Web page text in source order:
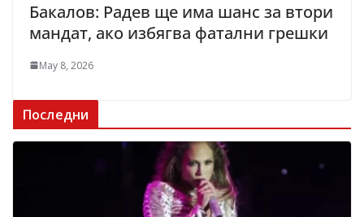
Бакалов: Радев ще има шанс за втори
мандат, ако избягва фатални грешки
May 8, 2026
Последни